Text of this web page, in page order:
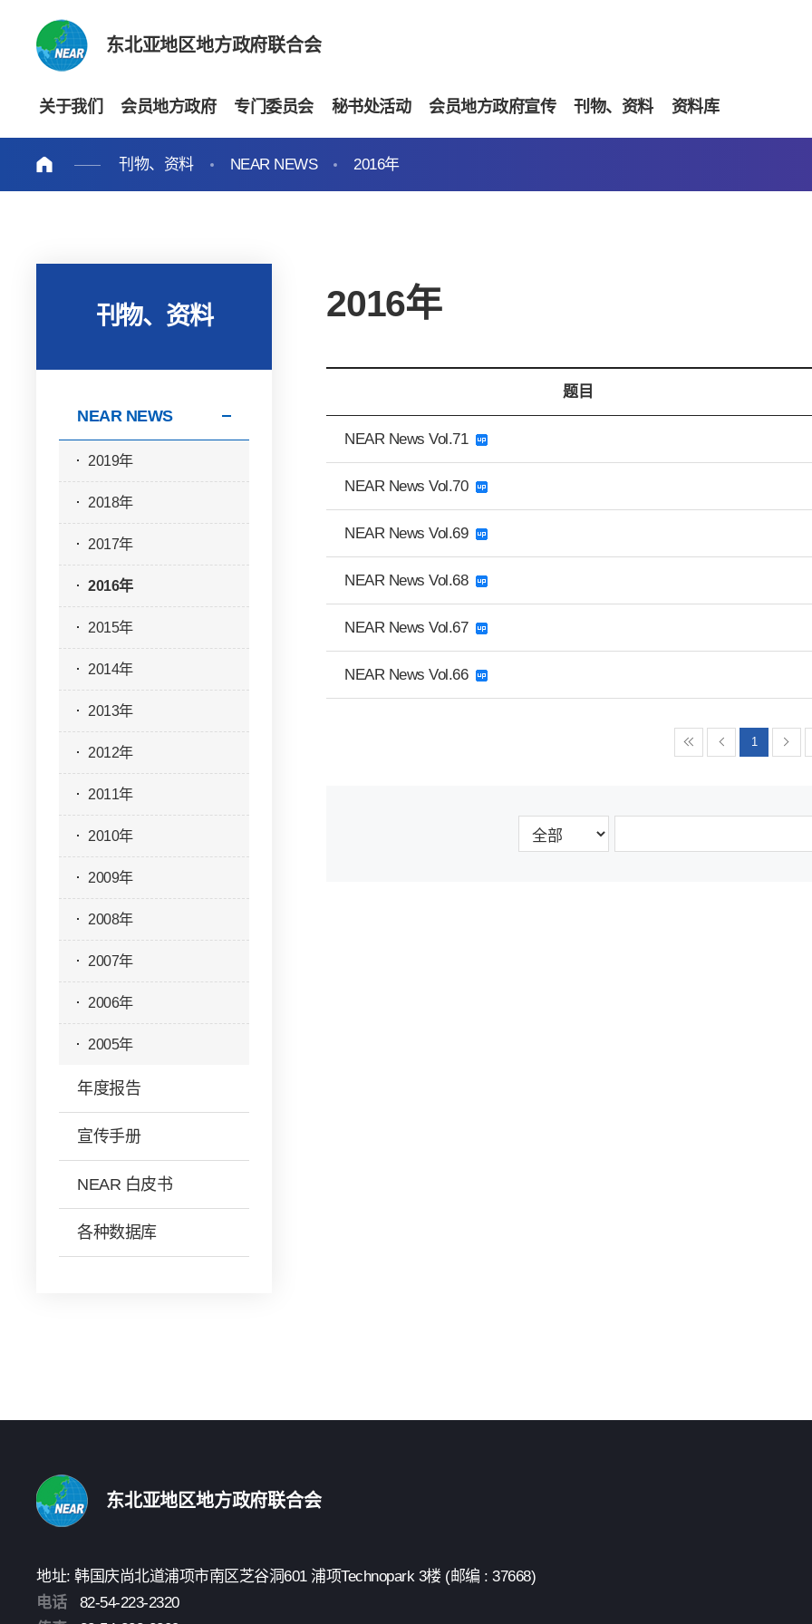
东北亚地区地方政府联合会
关于我们 会员地方政府 专门委员会 秘书处活动 会员地方政府宣传 刊物、资料 资料库
刊物、资料 NEAR NEWS 2016年
刊物、资料
NEAR NEWS
2019年
2018年
2017年
2016年
2015年
2014年
2013年
2012年
2011年
2010年
2009年
2008年
2007年
2006年
2005年
年度报告
宣传手册
NEAR 白皮书
各种数据库
2016年
题目
NEAR News Vol.71
NEAR News Vol.70
NEAR News Vol.69
NEAR News Vol.68
NEAR News Vol.67
NEAR News Vol.66
1
东北亚地区地方政府联合会
地址: 韩国庆尚北道浦项市南区芝谷洞601 浦项Technopark 3楼 (邮编 : 37668)
电话
82-54-223-2320